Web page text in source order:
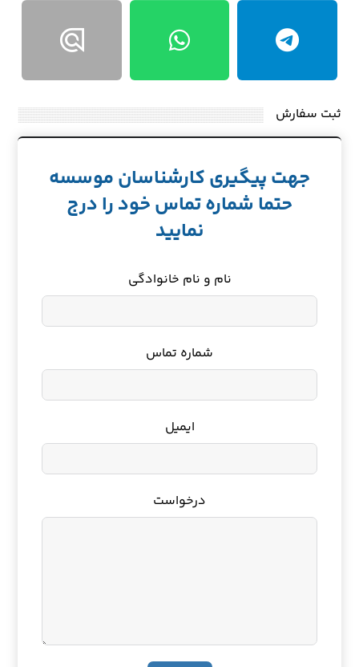
ثبت سفارش
جهت پیگیری کارشناسان موسسه
حتما شماره تماس خود را درج
نمایید
نام و نام خانوادگی
شماره تماس
ایمیل
درخواست